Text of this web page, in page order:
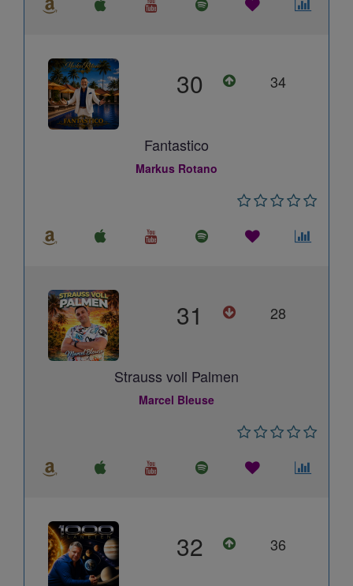
30 34
Fantastico
Markus Rotano
31 28
Strauss voll Palmen
Marcel Bleuse
32 36